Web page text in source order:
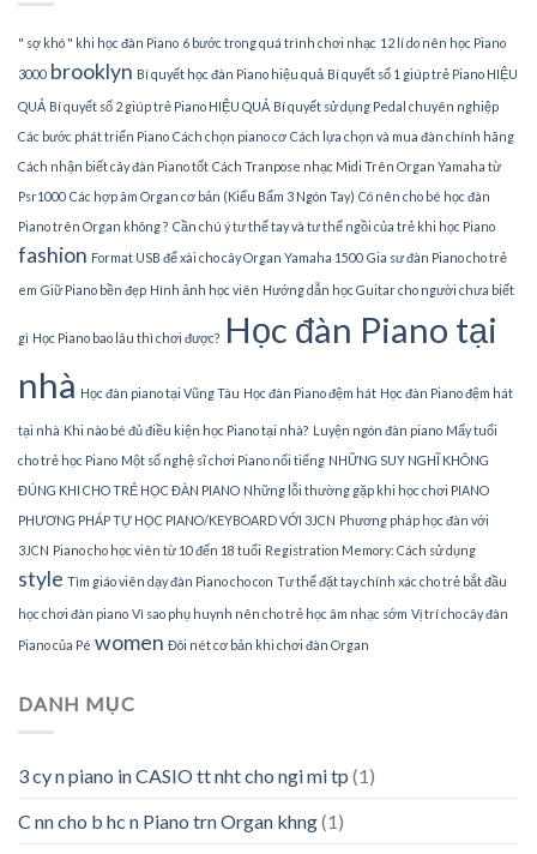
" sợ khó " khi học đàn Piano 6 bước trong quá trình chơi nhạc 12 lí do nên học Piano
3000 brooklyn Bí quyết học đàn Piano hiệu quả Bí quyết số 1 giúp trẻ Piano HIỆU
QUẢ Bí quyết số 2 giúp trẻ Piano HIỆU QUẢ Bí quyết sử dụng Pedal chuyên nghiệp
Các bước phát triển Piano Cách chọn piano cơ Cách lựa chọn và mua đàn chính hãng
Cách nhận biết cây đàn Piano tốt Cách Tranpose nhạc Midi Trên Organ Yamaha từ
Psr1000 Các hợp âm Organ cơ bản (Kiểu Bấm 3 Ngón Tay) Có nên cho bé học đàn
Piano trên Organ không ? Cần chú ý tư thế tay và tư thế ngồi của trẻ khi học Piano
fashion Format USB để xài cho cây Organ Yamaha 1500 Gia sư đàn Piano cho trẻ
em Giữ Piano bền đẹp Hình ảnh học viên Hướng dẫn học Guitar cho người chưa biết
gì Học Piano bao lâu thì chơi được? Học đàn Piano tại
nhà Học đàn piano tại Vũng Tàu Học đàn Piano đệm hát Học đàn Piano đệm hát
tại nhà Khi nào bé đủ điều kiện học Piano tại nhà? Luyện ngón đàn piano Mấy tuổi
cho trẻ học Piano Một số nghệ sĩ chơi Piano nổi tiếng NHỮNG SUY NGHĨ KHÔNG
ĐÚNG KHI CHO TRẺ HỌC ĐÀN PIANO Những lỗi thường gặp khi học chơi PIANO
PHƯƠNG PHÁP TỰ HỌC PIANO/KEYBOARD VỚI 3JCN Phương pháp học đàn với
3JCN Piano cho học viên từ 10 đến 18 tuổi Registration Memory: Cách sử dụng
style Tìm giáo viên dạy đàn Piano cho con Tư thế đặt tay chính xác cho trẻ bắt đầu
học chơi đàn piano Vì sao phụ huynh nên cho trẻ học âm nhạc sớm Vị trí cho cây đàn
Piano của Pé women Đôi nét cơ bản khi chơi đàn Organ
DANH MỤC
3 cy n piano in CASIO tt nht cho ngi mi tp (1)
C nn cho b hc n Piano trn Organ khng(1)